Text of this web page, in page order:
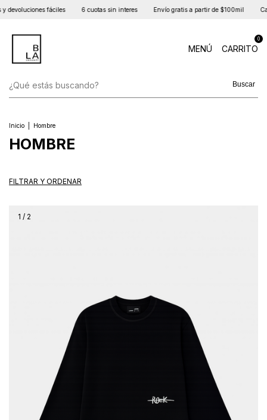
fáciles 6 cuotas sin interes Envío gratis a partir de $100mil Cambios y
MENÚ CARRITO
0
Buscar
Inicio Hombre
HOMBRE
FILTRAR Y ORDENAR
1 / 2